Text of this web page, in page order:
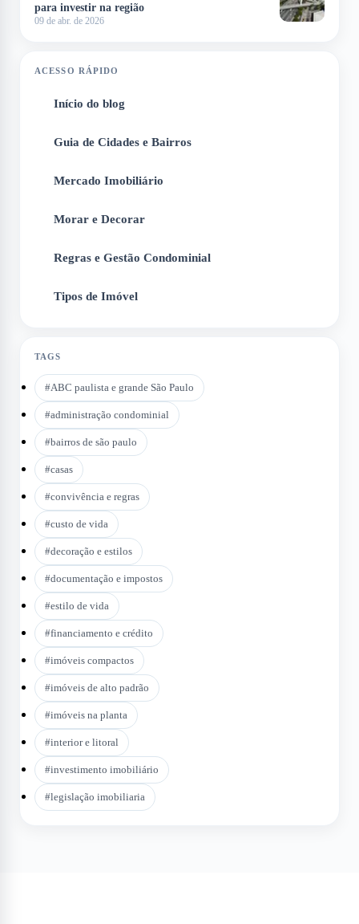
para investir na região
09 de abr. de 2026
ACESSO RÁPIDO
Início do blog
Guia de Cidades e Bairros
Mercado Imobiliário
Morar e Decorar
Regras e Gestão Condominial
Tipos de Imóvel
TAGS
#ABC paulista e grande São Paulo
#administração condominial
#bairros de são paulo
#casas
#convivência e regras
#custo de vida
#decoração e estilos
#documentação e impostos
#estilo de vida
#financiamento e crédito
#imóveis compactos
#imóveis de alto padrão
#imóveis na planta
#interior e litoral
#investimento imobiliário
#legislação imobiliaria